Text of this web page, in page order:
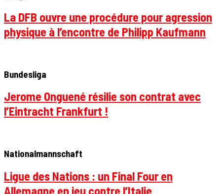
La DFB ouvre une procédure pour agression
physique à l’encontre de Philipp Kaufmann
Bundesliga
Jerome Onguené résilie son contrat avec
l’Eintracht Frankfurt !
Nationalmannschaft
Ligue des Nations : un Final Four en
Allemagne en jeu contre l’Italie